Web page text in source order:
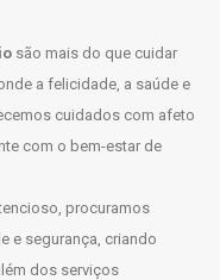
são mais do que cuidar
a felicidade, a saúde e
cuidados com afeto
com o bem-estar de
procuramos
e segurança, criando
dos serviços